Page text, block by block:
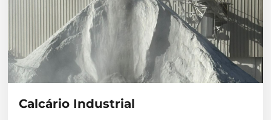
Calcário Industrial